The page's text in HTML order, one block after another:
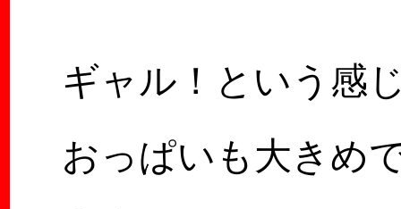
ギャル！という感
おっぱいも大きめ